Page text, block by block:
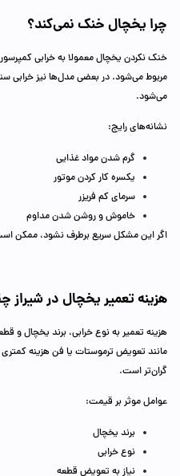
چرا یخچال خنک نمی‌کند؟
خنک نکردن یخچال معمولا به خرابی
مربوط می‌شود. در بعضی مدل‌ها نیز خرابی
می‌شود.
نشانه‌های رایج:
گرم شدن مواد غذایی
یکسره کار کردن موتور
سرمای کم فریزر
خاموش و روشن شدن مداوم
اگر این مشکل سریع برطرف نشود، ممکن
هزینه تعمیر یخچال در
هزینه تعمیر به نوع خرابی، برند یخچال و
مانند تعویض ترموستات یا فن هزینه کمتری
گران‌تر است.
عوامل موثر بر قیمت:
برند یخچال
نوع خرابی
نیاز به تعویض قطعه